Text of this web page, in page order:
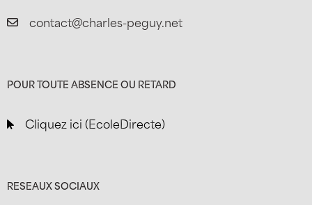
contact@charles-peguy.net
POUR TOUTE ABSENCE OU RETARD
Cliquez ici (EcoleDirecte)
RESEAUX SOCIAUX